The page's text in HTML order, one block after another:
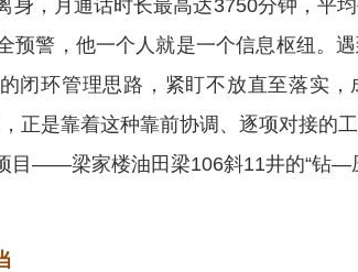
身，月通话时长最高达3750分钟，平
预警，他一个人就是一个信息枢纽。
闭环管理思路，紧盯不放直至落实
正是靠着这种靠前协调、逐项对接的
目——梁家楼油田梁106斜11井的“钻—